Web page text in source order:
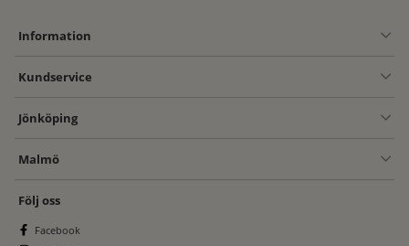
Information
Kundservice
Jönköping
Malmö
Följ oss
Facebook